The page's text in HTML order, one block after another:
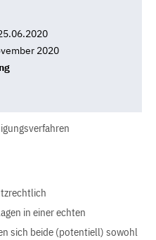
2020
in einer echten
sich beide (potentiell) sowohl